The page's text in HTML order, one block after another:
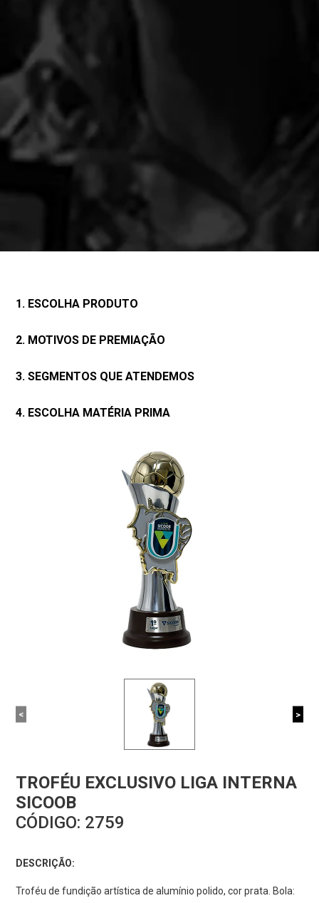
1. ESCOLHA PRODUTO
2. MOTIVOS DE PREMIAÇÃO
3. SEGMENTOS QUE ATENDEMOS
4. ESCOLHA MATÉRIA PRIMA
< >
TROFÉU EXCLUSIVO LIGA INTERNA
SICOOB
CÓDIGO: 2759
DESCRIÇÃO:
Troféu de fundição artística de alumínio polido, cor prata. Bola: